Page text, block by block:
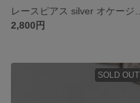
2,800円
SOLD OUT